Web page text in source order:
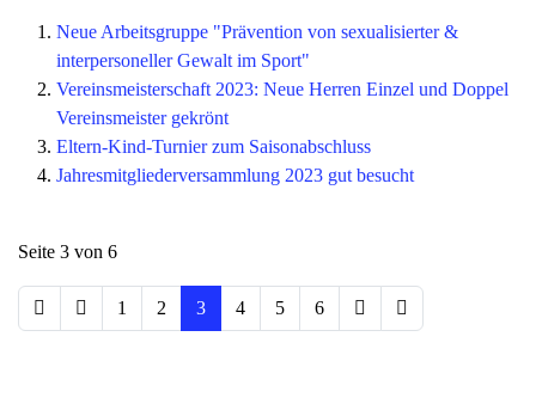
Neue Arbeitsgruppe "Prävention von sexualisierter &
interpersoneller Gewalt im Sport"
Vereinsmeisterschaft 2023: Neue Herren Einzel und Doppel
Vereinsmeister gekrönt
Eltern-Kind-Turnier zum Saisonabschluss
Jahresmitgliederversammlung 2023 gut besucht
Seite 3 von 6
1 2 3 4 5 6